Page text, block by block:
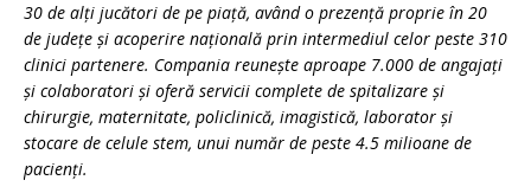
30 de alți jucători de pe piață, având o prezență proprie în 20
de județe și acoperire națională prin intermediul celor peste 310
clinici partenere. Compania reunește aproape 7.000 de angajați
și colaboratori și oferă servicii complete de spitalizare și
chirurgie, maternitate, policlinică, imagistică, laborator și
stocare de celule stem, unui număr de peste 4.5 milioane de
pacienți.